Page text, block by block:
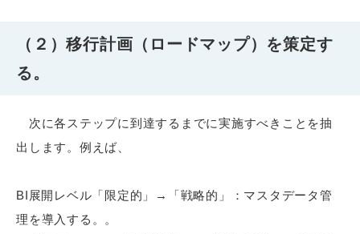
（２）移行計画（ロードマップ）を策定す
る。
次に各ステップに到達するまでに実施すべきことを抽
出します。例えば、
BI展開レベル「限定的」→「戦略的」：マスタデータ管
理を導入する。。